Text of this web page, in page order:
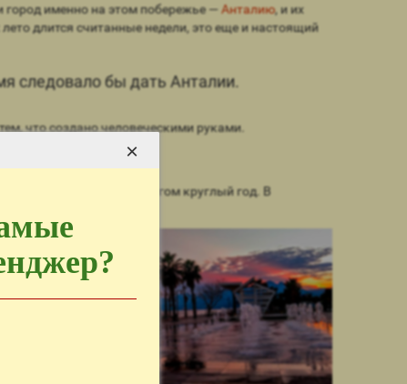
×
город именно на этом побережье —Анталию, и их
длится считанные недели, это еще и настоящий
следовало бы дать Анталии.
что создано человеческими руками.
которой покрыты снегом круглый год. В